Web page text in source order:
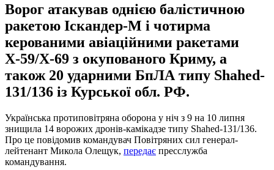
Ворог атакував однією балістичною
ракетою Іскандер-М і чотирма
керованими авіаційними ракетами
Х-59/Х-69 з окупованого Криму, а
також 20 ударними БпЛА типу Shahed-
131/136 із Курської обл. РФ.
Українська протиповітряна оборона у ніч з 9 на 10 липня
знищила 14 ворожих дронів-камікадзе типу Shahed-131/136.
Про це повідомив командувач Повітряних сил генерал-
лейтенант Микола Олещук, передає пресслужба
командування.